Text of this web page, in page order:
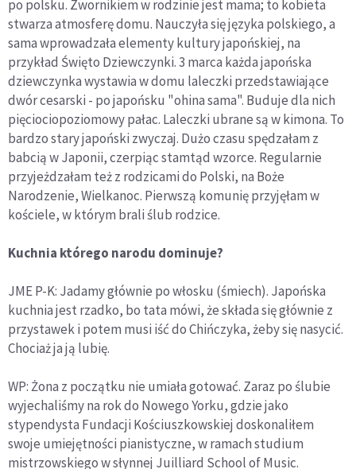
po polsku. Zwornikiem w rodzinie jest mama; to kobieta
stwarza atmosferę domu. Nauczyła się języka polskiego, a
sama wprowadzała elementy kultury japońskiej, na
przykład Święto Dziewczynki. 3 marca każda japońska
dziewczynka wystawia w domu laleczki przedstawiające
dwór cesarski - po japońsku "ohina sama". Buduje dla nich
pięciociopoziomowy pałac. Laleczki ubrane są w kimona. To
bardzo stary japoński zwyczaj. Dużo czasu spędzałam z
babcią w Japonii, czerpiąc stamtąd wzorce. Regularnie
przyjeżdzałam też z rodzicami do Polski, na Boże
Narodzenie, Wielkanoc. Pierwszą komunię przyjęłam w
kościele, w którym brali ślub rodzice.
Kuchnia którego narodu dominuje?
JME P-K: Jadamy głównie po włosku (śmiech). Japońska
kuchnia jest rzadko, bo tata mówi, że składa się głównie z
przystawek i potem musi iść do Chińczyka, żeby się nasycić.
Chociaż ja ją lubię.
WP: Żona z początku nie umiała gotować. Zaraz po ślubie
wyjechaliśmy na rok do Nowego Yorku, gdzie jako
stypendysta Fundacji Kościuszkowskiej doskonaliłem
swoje umiejętności pianistyczne, w ramach studium
mistrzowskiego w słynnej Juilliard School of Music.